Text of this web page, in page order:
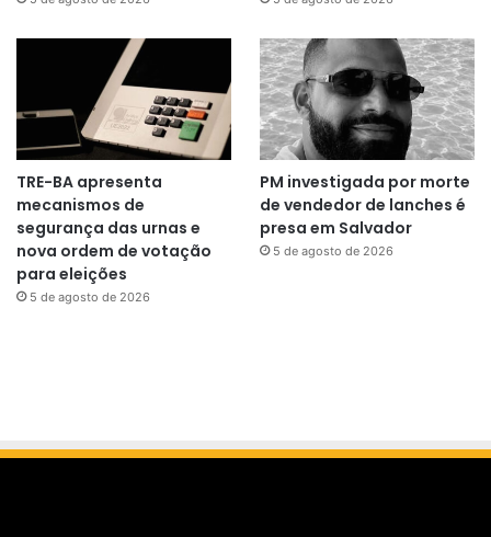
TRE-BA apresenta
mecanismos de
segurança das urnas e
nova ordem de votação
para eleições
5 de agosto de 2026
PM investigada por morte
de vendedor de lanches é
presa em Salvador
5 de agosto de 2026